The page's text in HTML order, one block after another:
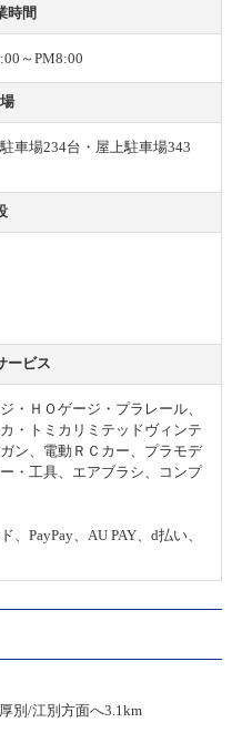
時間
～PM8:00
車場234台・屋上駐車場343
ービス
・ＨＯゲージ・プラレール、
・トミカリミテッドヴィンテ
ン、電動ＲＣカー、プラモデ
・工具、エアブラシ、コンプ
PayPay、AU PAY、d払い、
別/江別方面へ3.1km